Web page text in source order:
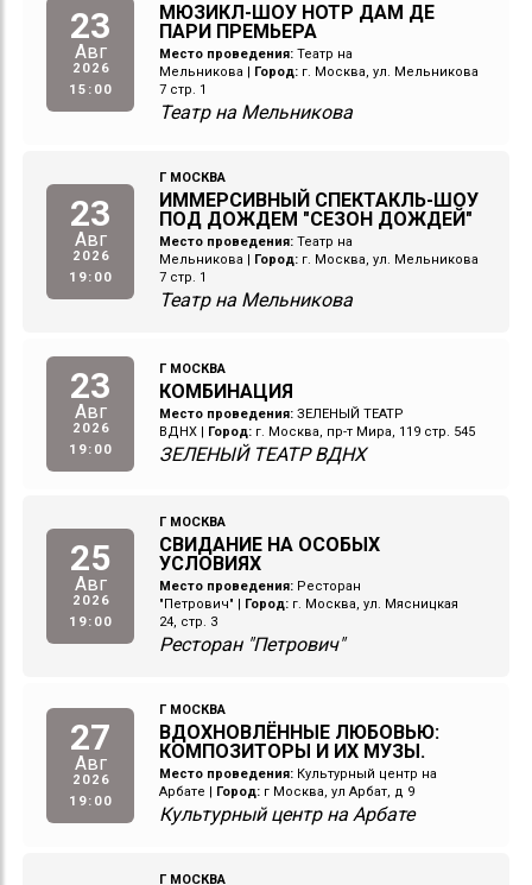
23
Авг
2026
15:00
МЮЗИКЛ-ШОУ НОТР ДАМ ДЕ
ПАРИ ПРЕМЬЕРА
Место проведения: Театр на
Мельникова
Город: г. Москва, ул. Мельникова
7 стр. 1
Театр на Мельникова
23
Авг
2026
19:00
Г МОСКВА
ИММЕРСИВНЫЙ СПЕКТАКЛЬ-ШОУ
ПОД ДОЖДЕМ "СЕЗОН ДОЖДЕЙ"
Место проведения: Театр на
Мельникова
Город: г. Москва, ул. Мельникова
7 стр. 1
Театр на Мельникова
23
Авг
2026
19:00
Г МОСКВА
КОМБИНАЦИЯ
Место проведения: ЗЕЛЕНЫЙ ТЕАТР
ВДНХ | Город: г. Москва, пр-т Мира, 119 стр. 545
ЗЕЛЕНЫЙ ТЕАТР ВДНХ
25
Авг
2026
19:00
Г МОСКВА
СВИДАНИЕ НА ОСОБЫХ
УСЛОВИЯХ
Место проведения: Ресторан
"Петрович"
Город: г. Москва, ул. Мясницкая
24, стр. 3
Ресторан "Петрович"
27
Авг
2026
19:00
Г МОСКВА
ВДОХНОВЛЁННЫЕ ЛЮБОВЬЮ:
КОМПОЗИТОРЫ И ИХ МУЗЫ.
Место проведения: Культурный центр на
Арбате
Город: г Москва, ул Арбат, д 9
Культурный центр на Арбате
Г МОСКВА